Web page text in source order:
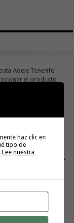
Adeje Tenerife
el producto
y horario para
por altas
los paisajes de
Isla Colombina
fecha
haz clic en
tipo de
Lee nuestra